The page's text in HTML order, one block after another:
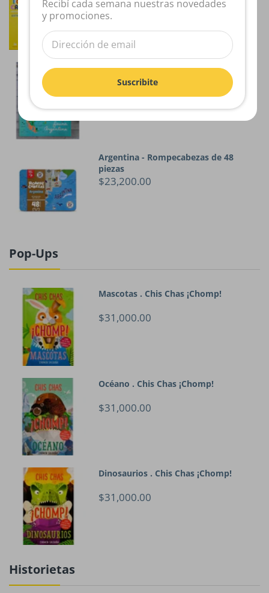
Rompecabezas Fauna Argentina
Argentina - Rompecabezas de 48
piezas
$23,200.00
Pop-Ups
Mascotas . Chis Chas ¡Chomp!
$31,000.00
Océano . Chis Chas ¡Chomp!
$31,000.00
Dinosaurios . Chis Chas ¡Chomp!
$31,000.00
Historietas
Recibí cada semana nuestras novedades
y promociones.
Suscribite